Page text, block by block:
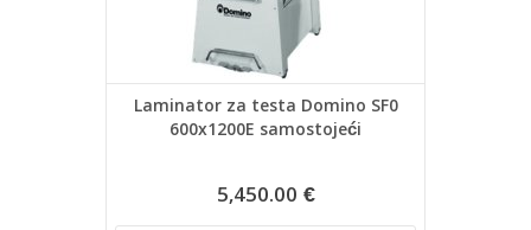
Laminator za testa Domino SF0
600x1200E samostojeći
5,450.00 €